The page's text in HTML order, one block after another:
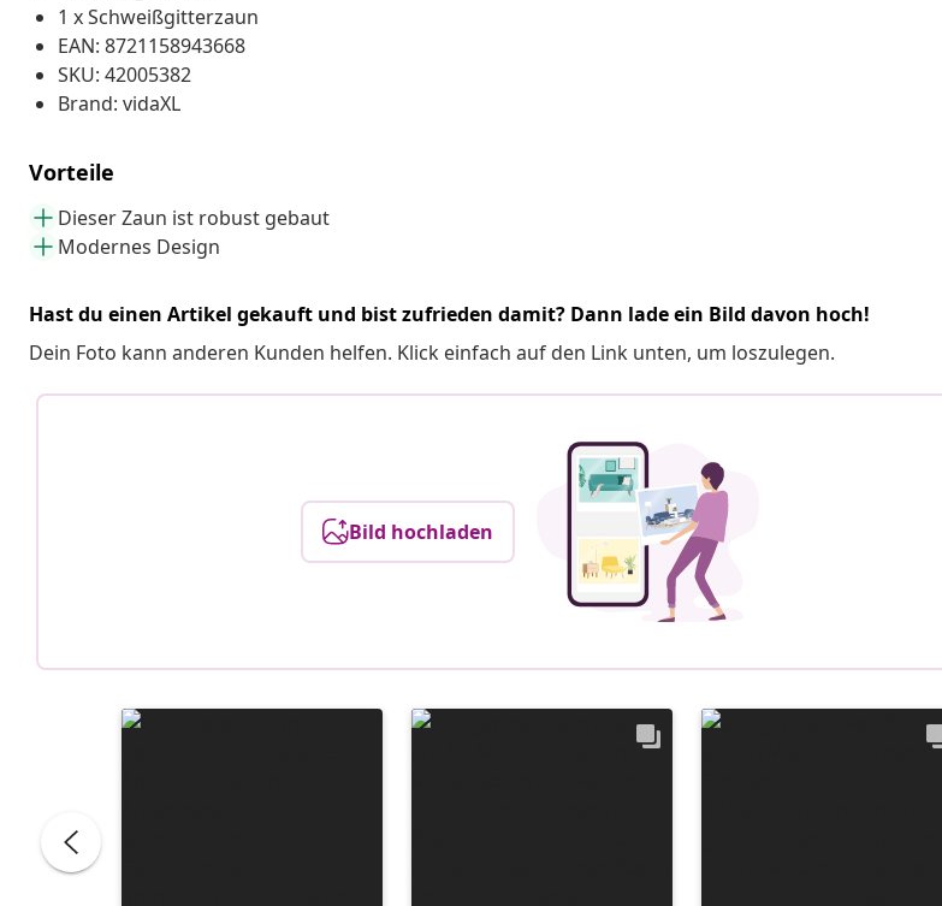
1 x Schweißgitterzaun
EAN: 8721158943668
SKU: 42005382
Brand: vidaXL
Vorteile
Dieser Zaun ist robust gebaut
Modernes Design
Hast du einen Artikel gekauft und bist zufrieden damit? Dann lade ein Bild davon hoch!
Dein Foto kann anderen Kunden helfen. Klick einfach auf den Link unten, um loszulegen.
Bild hochladen